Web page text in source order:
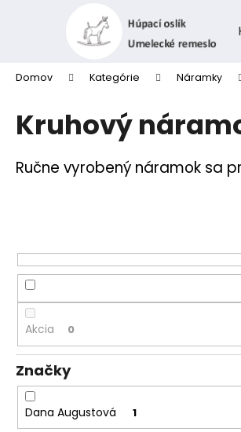
Domov Kategórie Náramky
Kruhový
Ručne vyrobený náramok sa
Akcia 0
Značky
Dana Augustová 1
Späť
obchodu
Späť
obchodu